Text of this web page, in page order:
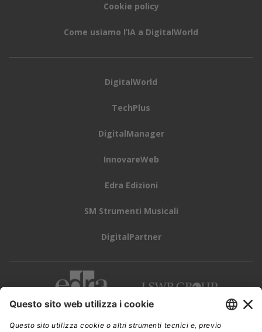
Cookie policy
Come usiamo l’IA a DigitalWorld
DigitalWorld
TechPlus
DigitalManager
InnovareWeb
Edra Edizioni
SM Strumenti Musicali
DigitalPartner
CWI è una testata giornalistica diEdra Edizioni s.r.l.